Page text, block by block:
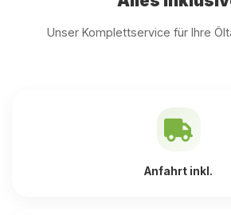
Unser Komplettservice für Ihre
Anfahrt inkl.